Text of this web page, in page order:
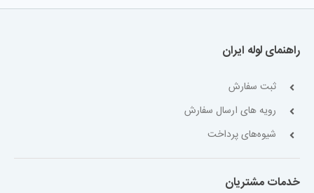
راهنمای لوله ایران
ثبت سفارش
رویه های ارسال سفارش
شیوه‌های پرداخت
خدمات مشتریان